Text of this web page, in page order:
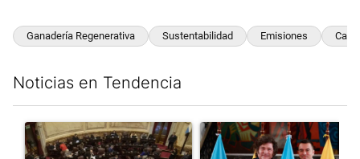
Ganadería Regenerativa Sustentabilidad Emisiones
Noticias en Tendencia
Un artículo de tendencia con el título "El Senado dio media
Un artículo de tendencia con